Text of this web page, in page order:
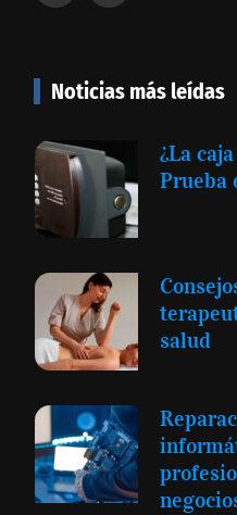
Noticias más leídas
¿La
Prueba
salud